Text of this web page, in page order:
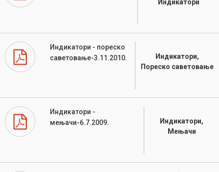
Индикатори
Индикатори - пореско
саветовање-3.11.2010.
Индикатори,
Пореско саветовање
Индикатори -
мењачи-6.7.2009.
Индикатори,
Мењачи